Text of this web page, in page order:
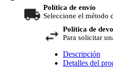
Política de envío
Seleccione el método
Política de
Para solicitar
Descripción
Detalles del